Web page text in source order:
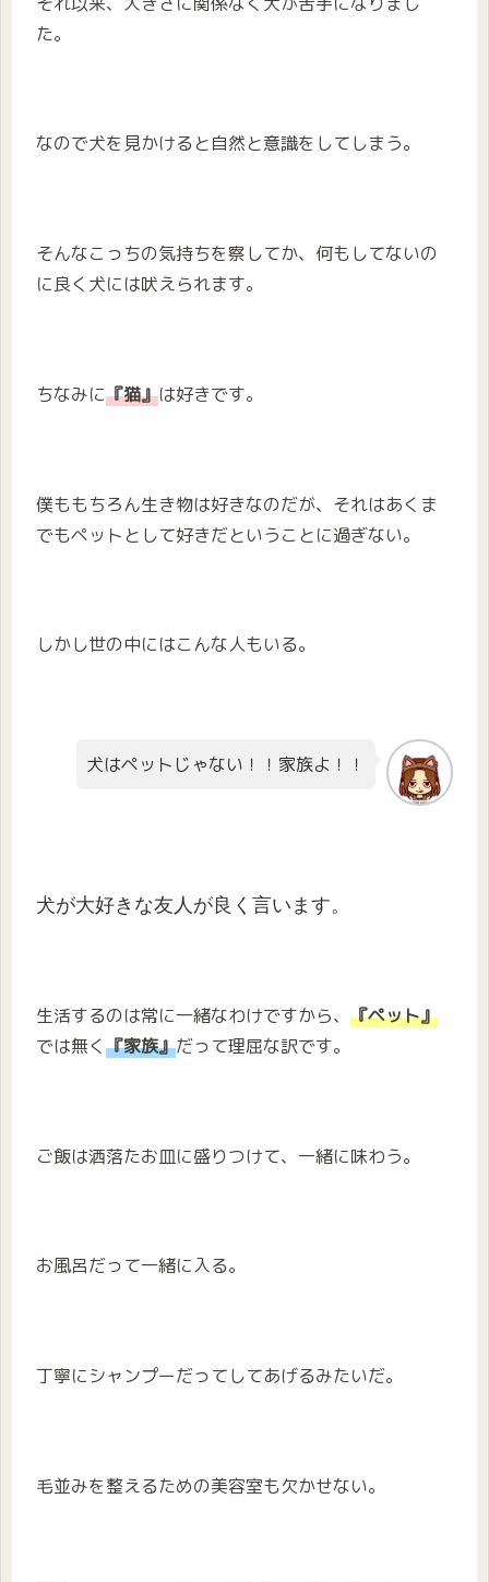
た。
なので犬を見かけると自然と意識をしてしまう。
そんなこっちの気持ちを察してか、何もしてないの
に良く犬には吠えられます。
ちなみに『猫』は好きです。
僕ももちろん生き物は好きなのだが、それはあくま
でもペットとして好きだということに過ぎない。
しかし世の中にはこんな人もいる。
犬はペットじゃない！！家族よ！！
犬が大好きな友人が良く言います。
生活するのは常に一緒なわけですから、 『ペット』
では無く『家族』だって理屈な訳です。
ご飯は洒落たお皿に盛りつけて、一緒に味わう。
お風呂だって一緒に入る。
丁寧にシャンプーだってしてあげるみたいだ。
毛並みを整えるための美容室も欠かせない。